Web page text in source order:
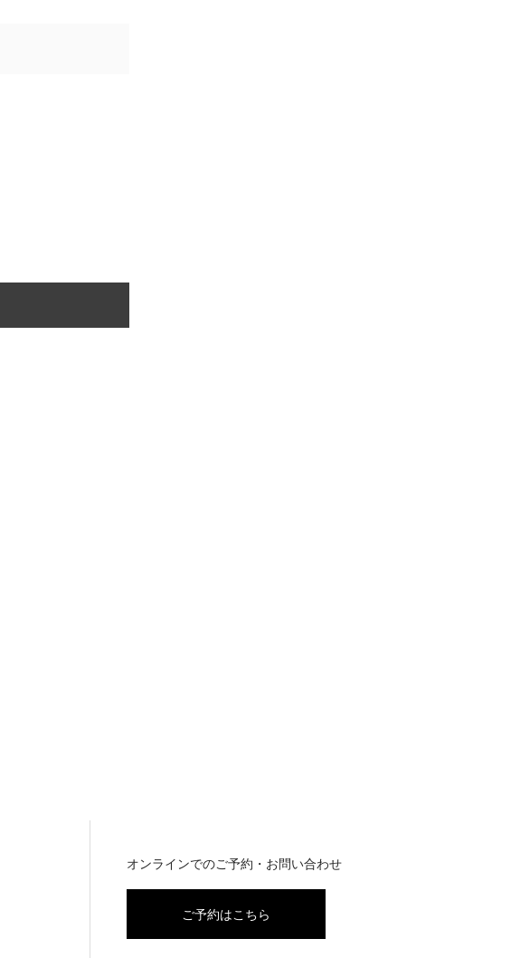
オンラインでのご予約・お問い合わせ
ご予約はこちら